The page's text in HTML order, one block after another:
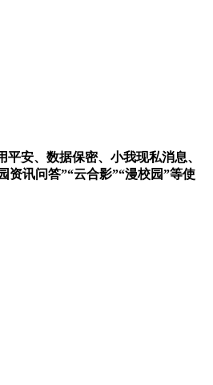
安、数据保密、小我现私消息、
讯问答”“云合影”“漫校园”等使